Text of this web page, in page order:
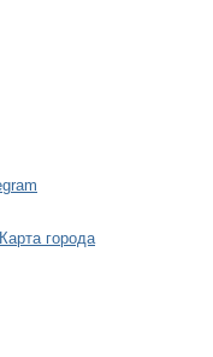
Карта города